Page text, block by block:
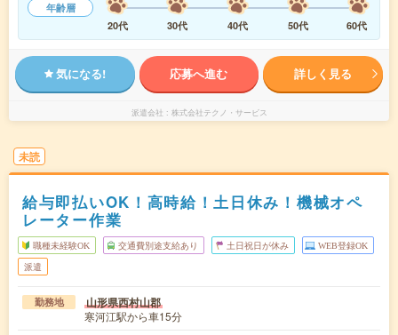
年齢層
20代
30代 40代 50代 60代
気になる! 応募へ進む 詳しく見る
派遣会社 株式会社テクノ・サービス
未読
給与即払いOK！高時給！土日休み！機械オペ
レーター作業
職種未経験OK 交通費別途支給あり 土日祝日が休み WEB登録OK
派遣
勤務地 山形県西村山郡
寒河江駅から車15分